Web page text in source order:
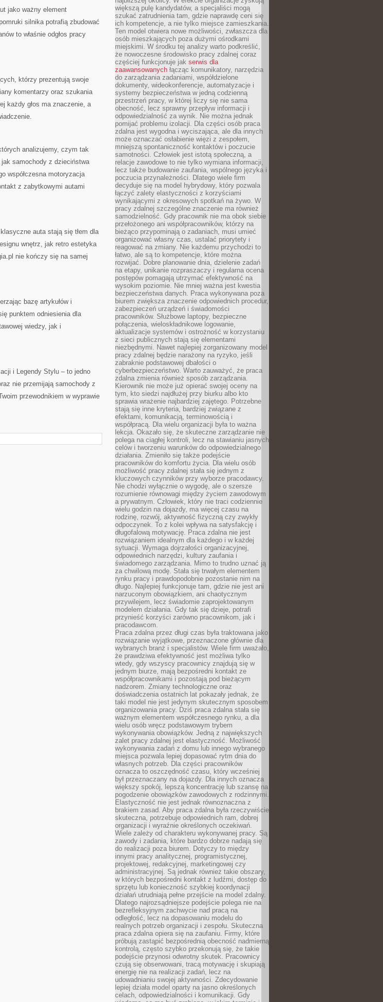
jako ważny element
silnika potrafią zbudować
to właśnie odgłos pracy
którzy prezentują swoje
komentarzy oraz szukania
każdy głos ma znaczenie, a
analizujemy, czym tak
samochody z dzieciństwa
współczesna motoryzacja
z zabytkowymi autami
auta stają się tłem dla
wnętrz, jak retro estetyka
nie kończy się na samej
bazę artykułów i
punktem odniesienia dla
wiedzy, jak i
i Legendy Stylu – to jedno
nie przemijają samochody z
przewodnikiem w wyprawie
większą pulę kandydatów, a specjaliści mogą
szukać zatrudnienia tam, gdzie naprawdę ceni się
ich kompetencje, a nie tylko miejsce zamieszkania.
Ten model otwiera nowe możliwości, zwłaszcza dla
osób mieszkających poza dużymi ośrodkami
miejskimi. W środku tej analizy warto podkreślić,
że nowoczesne środowisko pracy zdalnej coraz
częściej funkcjonuje jak serwis dla
zaawansowanych łącząc komunikatory, narzędzia
do zarządzania zadaniami, współdzielone
dokumenty, wideokonferencje, automatyzacje i
systemy bezpieczeństwa w jedną codzienną
przestrzeń pracy, w której liczy się nie sama
obecność, lecz sprawny przepływ informacji i
odpowiedzialność za wynik. Nie można jednak
pomijać problemu izolacji. Dla części osób praca
zdalna jest wygodna i wyciszająca, ale dla innych
może oznaczać osłabienie więzi z zespołem,
mniejszą spontaniczność kontaktów i poczucie
samotności. Człowiek jest istotą społeczną, a
relacje zawodowe to nie tylko wymiana informacji,
lecz także budowanie zaufania, wspólnego języka i
poczucia przynależności. Dlatego wiele firm
decyduje się na model hybrydowy, który pozwala
łączyć zalety elastyczności z korzyściami
wynikającymi z okresowych spotkań na żywo. W
pracy zdalnej szczególne znaczenie ma również
samodzielność. Gdy pracownik nie ma obok siebie
przełożonego ani współpracowników, którzy na
bieżąco przypominają o zadaniach, musi umieć
organizować własny czas, ustalać priorytety i
reagować na zmiany. Nie każdemu przychodzi to
łatwo, ale są to kompetencje, które można
rozwijać. Dobre planowanie dnia, dzielenie zadań
na etapy, unikanie rozpraszaczy i regularna ocena
postępów pomagają utrzymać efektywność na
wysokim poziomie. Nie mniej ważna jest kwestia
bezpieczeństwa danych. Praca wykonywana poza
biurem zwiększa znaczenie odpowiednich procedur,
zabezpieczeń urządzeń i świadomości
pracowników. Służbowe laptopy, bezpieczne
połączenia, wieloskładnikowe logowanie,
aktualizacje systemów i ostrożność w korzystaniu
z sieci publicznych stają się elementami
niezbędnymi. Nawet najlepiej zorganizowany model
pracy zdalnej będzie narażony na ryzyko, jeśli
zabraknie podstawowej dbałości o
cyberbezpieczeństwo. Warto zauważyć, że praca
zdalna zmienia również sposób zarządzania.
Kierownik nie może już opierać swojej oceny na
tym, kto siedzi najdłużej przy biurku albo kto
sprawia wrażenie najbardziej zajętego. Potrzebne
stają się inne kryteria, bardziej związane z
efektami, komunikacją, terminowością i
współpracą. Dla wielu organizacji była to ważna
lekcja. Okazało się, że skuteczne zarządzanie nie
polega na ciągłej kontroli, lecz na stawianiu jasnych
celów i tworzeniu warunków do odpowiedzialnego
działania. Zmieniło się także podejście
pracowników do komfortu życia. Dla wielu osób
możliwość pracy zdalnej stała się jednym z
kluczowych czynników przy wyborze pracodawcy.
Nie chodzi wyłącznie o wygodę, ale o szersze
rozumienie równowagi między życiem zawodowym
a prywatnym. Człowiek, który nie traci codziennie
wielu godzin na dojazdy, ma więcej czasu na
rodzinę, rozwój, aktywność fizyczną czy zwykły
odpoczynek. To z kolei wpływa na satysfakcję i
długofalową motywację. Praca zdalna nie jest
rozwiązaniem idealnym dla każdego i w każdej
sytuacji. Wymaga dojrzałości organizacyjnej,
odpowiednich narzędzi, kultury zaufania i
świadomego zarządzania. Mimo to trudno uznać ją
za chwilową modę. Stała się trwałym elementem
rynku pracy i prawdopodobnie pozostanie nim na
długo. Najlepiej funkcjonuje tam, gdzie nie jest ani
narzuconym obowiązkiem, ani chaotycznym
przywilejem, lecz świadomie zaprojektowanym
modelem działania. Gdy tak się dzieje, potrafi
przynieść korzyści zarówno pracownikom, jak i
pracodawcom.
Praca zdalna przez długi czas była traktowana jako
rozwiązanie wyjątkowe, przeznaczone głównie dla
wybranych branż i specjalistów. Wiele firm uważało,
że prawdziwa efektywność jest możliwa tylko
wtedy, gdy wszyscy pracownicy znajdują się w
jednym biurze, mają bezpośredni kontakt ze
współpracownikami i pozostają pod bieżącym
nadzorem. Zmiany technologiczne oraz
doświadczenia ostatnich lat pokazały jednak, że
taki model nie jest jedynym skutecznym sposobem
organizowania pracy. Dziś praca zdalna stała się
ważnym elementem współczesnego rynku, a dla
wielu osób wręcz podstawowym trybem
wykonywania obowiązków. Jedną z największych
zalet pracy zdalnej jest elastyczność. Możliwość
wykonywania zadań z domu lub innego wybranego
miejsca pozwala lepiej dopasować rytm dnia do
własnych potrzeb. Dla części pracowników
oznacza to oszczędność czasu, który wcześniej
był przeznaczany na dojazdy. Dla innych oznacza
większy spokój, lepszą koncentrację lub szansę na
pogodzenie obowiązków zawodowych z rodzinnymi.
Elastyczność nie jest jednak równoznaczna z
brakiem zasad. Aby praca zdalna była rzeczywiście
skuteczna, potrzebuje odpowiednich ram, dobrej
organizacji i wyraźnie określonych oczekiwań.
Wiele zależy od charakteru wykonywanej pracy. Są
zawody i zadania, które bardzo dobrze nadają się
do realizacji poza biurem. Dotyczy to między
innymi pracy analitycznej, programistycznej,
projektowej, redakcyjnej, marketingowej czy
administracyjnej. Są jednak również takie obszary,
w których bezpośredni kontakt z ludźmi, dostęp do
sprzętu lub konieczność szybkiej koordynacji
działań utrudniają pełne przejście na model zdalny.
Dlatego najrozsądniejsze podejście polega nie na
bezrefleksyjnym zachwycie nad pracą na
odległość, lecz na dopasowaniu modelu do
realnych potrzeb organizacji i zespołu. Skuteczna
praca zdalna opiera się na zaufaniu. Firmy, które
próbują zastąpić bezpośrednią obecność nadmierną
kontrolą, często szybko przekonują się, że takie
podejście przynosi odwrotny skutek. Pracownicy
czują się obserwowani, tracą motywację i skupiają
energię nie na realizacji zadań, lecz na
udowadnianiu swojej aktywności. Zdecydowanie
lepiej działa model oparty na jasno określonych
celach, odpowiedzialności i komunikacji. Gdy